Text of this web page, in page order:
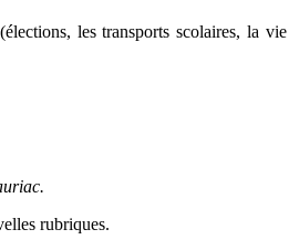
les transports scolaires,la vie
rubriques.